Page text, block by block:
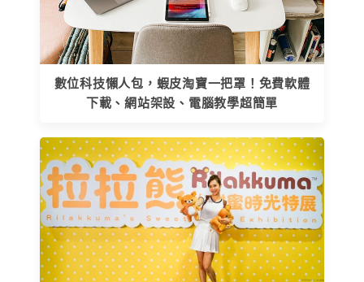
數位科技懶人包，蝦皮淘寶一把罩！免費軟體
下載、網站架設、電腦教學超簡單